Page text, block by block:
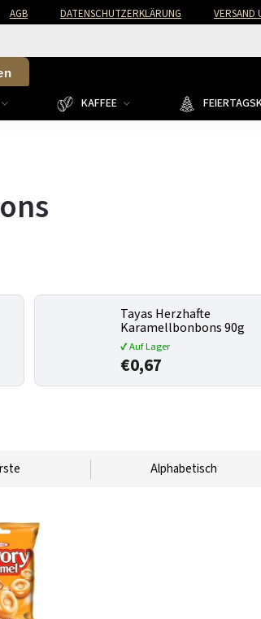
AGB DATENSCHUTZERKLÄRUNG VERSAND
KAFFEE
Tayas Herzhafte
Karamellbonbons 90g
✔ Auf Lager
€0,67
Alphabetisch